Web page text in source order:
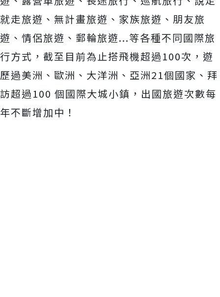
就走旅遊、無計畫旅遊、家族旅遊、朋友旅
遊、情侶旅遊、 郵輪旅遊...等各種不同國際旅
行方式， 截至目前為止搭飛機超過100次，遊
歷過美洲、歐洲、大洋洲、 亞洲21個國家、拜
訪超過100 個國際大城小鎮，出國旅遊次數每
年不斷增加中！